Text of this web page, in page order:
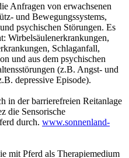
Anfragen von erwachsenen
und Bewegungssystems,
psychischen Störungen. Es
Wirbelsäulenerkrankungen,
Schlaganfall,
und aus dem psychischen
(z.B. Angst- und
depressive Episode).
in der barrierefreien Reitanlage
die Sensorische
durch. www.sonnenland-
mit Pferd als Therapiemedium